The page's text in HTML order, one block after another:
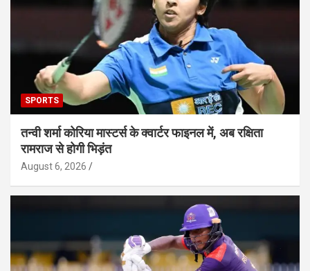
SPORTS
तन्वी शर्मा कोरिया मास्टर्स के क्वार्टर फाइनल में, अब रक्षिता
रामराज से होगी भिड़ंत
August 6, 2026